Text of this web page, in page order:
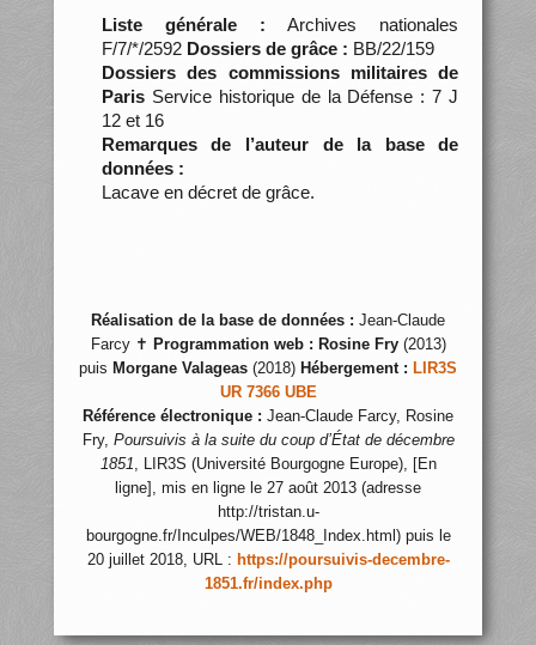
Liste générale : Archives nationales
F/7/*/2592 Dossiers de grâce : BB/22/159
Dossiers des commissions militaires de
ParisService historique de la Défense : 7 J
12 et 16
Remarques de l’auteur de la base de
données :
Lacave en décret de grâce.
Réalisation de la base de données : Jean-Claude
Farcy ✝ Programmation web : Rosine Fry(2013)
puis Morgane Valageas (2018) Hébergement : LIR3S
UR 7366 UBE
Référence électronique : Jean-Claude Farcy, Rosine
Fry, Poursuivis à la suite du coup d’État de décembre
1851, LIR3S (Université Bourgogne Europe), [En
ligne], mis en ligne le 27 août 2013 (adresse
http://tristan.u-
bourgogne.fr/Inculpes/WEB/1848_Index.html) puis le
20 juillet 2018, URL : https://poursuivis-decembre-
1851.fr/index.php